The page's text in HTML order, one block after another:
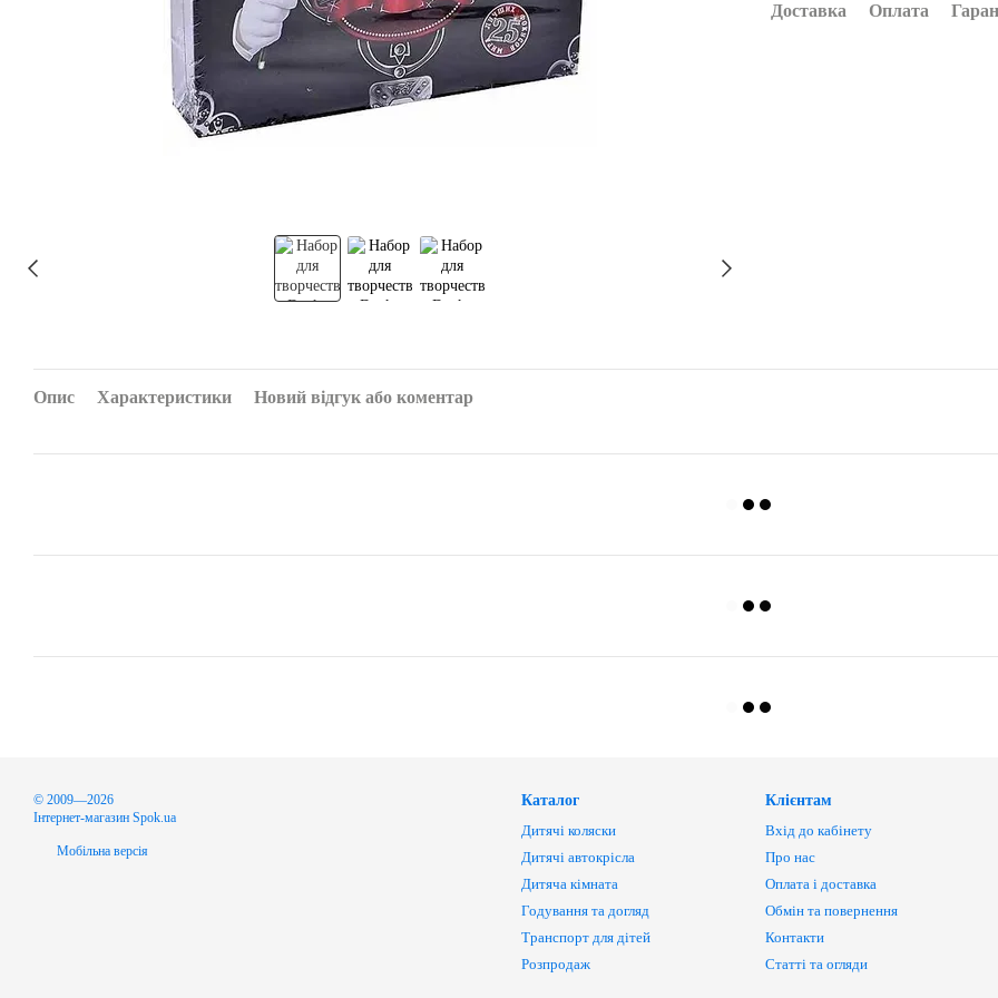
Доставка Оплата
Опис Характеристики Новий відгук або коментар
© 2009—2026
Інтернет-магазин Spok.ua
Мобільна версія
Каталог
Дитячі коляски
Дитячі автокрісла
Дитяча кімната
Годування та догляд
Транспорт для дітей
Розпродаж
Клієнтам
Вхід до кабінету
Про нас
Оплата і доставка
Обмін та повернення
Контакти
Статті та огляди